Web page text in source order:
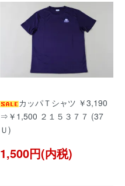
カッパＴシャツ ￥3,190
⇒￥1,500 ２１５３７７ (37
Ｕ)
1,500円(内税)